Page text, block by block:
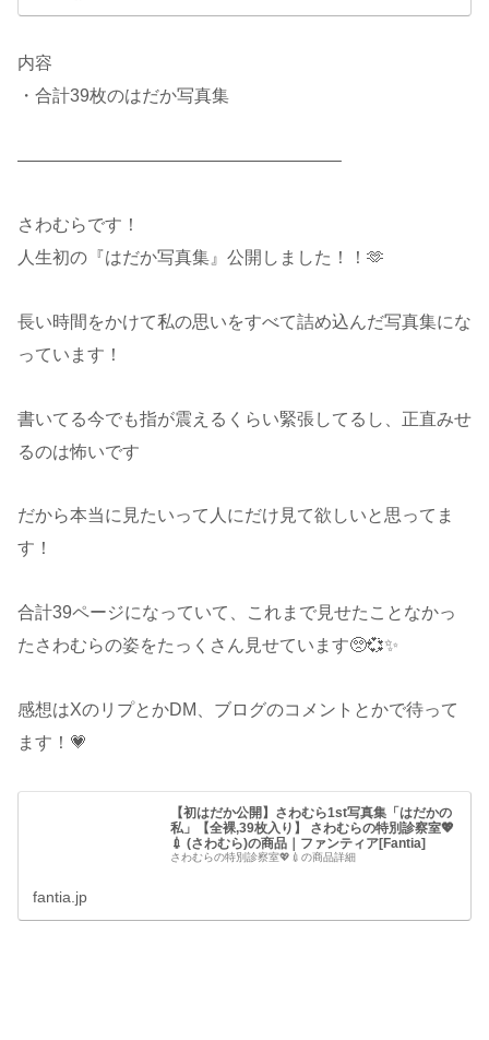
内容
・合計39枚のはだか写真集
——————————————————–
さわむらです！
人生初の『はだか写真集』公開しました！！🫶
長い時間をかけて私の思いをすべて詰め込んだ写真集にな
っています！
書いてる今でも指が震えるくらい緊張してるし、正直みせ
るのは怖いです
だから本当に見たいって人にだけ見て欲しいと思ってま
す！
合計39ページになっていて、これまで見せたことなかっ
たさわむらの姿をたっくさん見せています🥺💞✨
感想はXのリプとかDM、ブログのコメントとかで待って
ます！💗
【初はだか公開】さわむら1st写真集「はだかの
私」【全裸,39枚入り】 さわむらの特別診察室💖
💉 (さわむら)の商品｜ファンティア[Fantia]
さわむらの特別診察室💖💉の商品詳細
fantia.jp